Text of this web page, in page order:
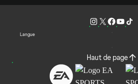
Langue
Haut de page